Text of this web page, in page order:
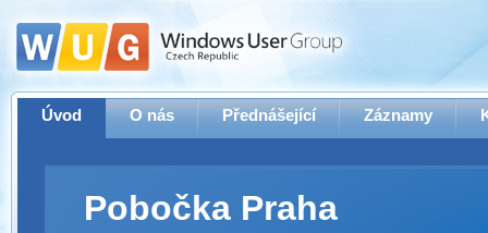
Úvod O nás Přednášející Záznamy
Pobočka Praha